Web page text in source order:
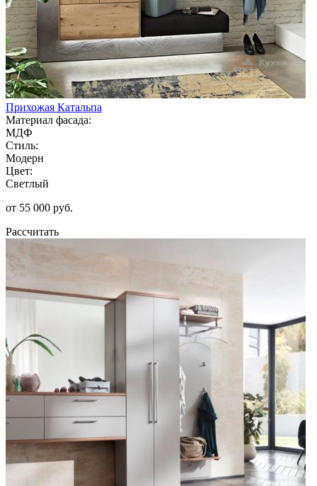
Прихожая Катальпа
Материал фасада:
МДФ
Стиль:
Модерн
Цвет:
Светлый
от 55 000 руб.
Рассчитать